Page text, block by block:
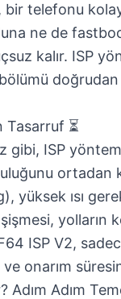
bir telefonu
ne de
kalır. ISP
⏳
gibi, ISP
ortadan
yüksek ısı
şişmesi,
ISP V2,
onarım
Adım Adım